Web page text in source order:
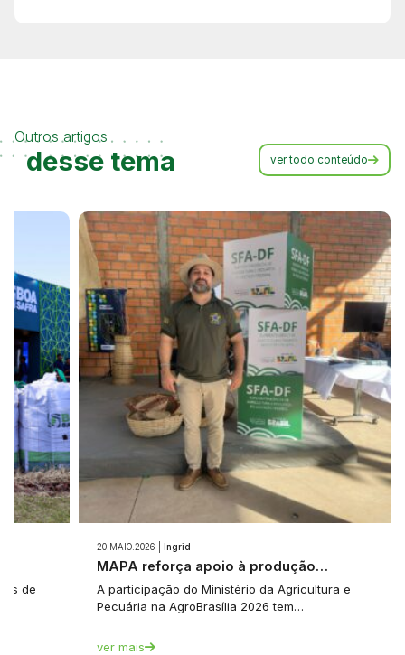
Outros artigos
desse tema ver todo conteúdo
de
20.MAIO.2026 | Ingrid
MAPA reforça apoio à produção…
A participação do Ministério da Agricultura e
Pecuária na AgroBrasília 2026 tem…
ver mais